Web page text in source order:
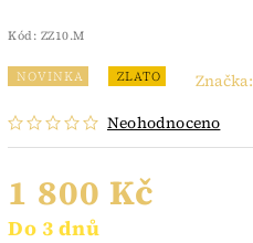
Kód: ZZ10.M
NOVINKA ZLATO
Neohodnoceno
Značka:
1 800 Kč
Do 3 dnů